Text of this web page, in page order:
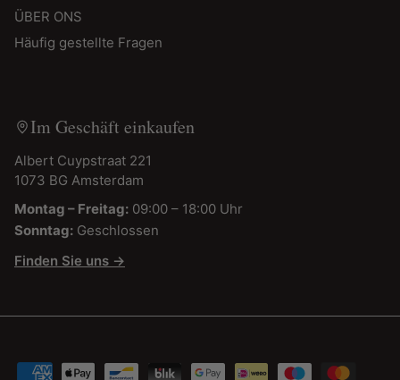
ÜBER ONS
Häufig gestellte Fragen
Im Geschäft einkaufen
Albert Cuypstraat 221
1073 BG Amsterdam
Montag – Freitag: 09:00 – 18:00 Uhr
Sonntag: Geschlossen
Finden Sie uns →